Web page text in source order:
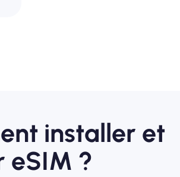
installer et
eSIM ?